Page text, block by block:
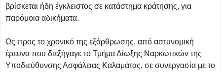
βρίσκεται ήδη έγκλειστος σε κατάστημα κράτησης, για
παρόμοια αδικήματα.
Ως προς το χρονικό της εξάρθρωσης, από αστυνομική
έρευνα που διεξήγαγε το Τμήμα Δίωξης Ναρκωτικών της
Υποδιεύθυνσης Ασφάλειας Καλαμάτας, σε συνεργασία με το